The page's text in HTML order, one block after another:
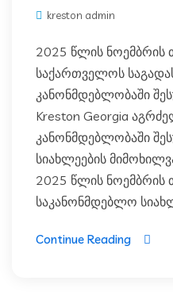
kreston admin
2025 წლის ნოემბრის თვის განმავლობაში
საქართველოს
კანონმდებლობაში
Kreston Georgia
კანონმდებლობაში
სიახლეების
2025 წლის ნოემბრის
საკანონმდებლო
Continue Reading